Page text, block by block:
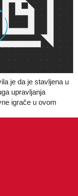
je da je stavljena u
upravljanja
igrače u ovom